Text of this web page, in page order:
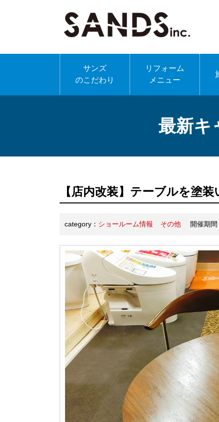
サンズ
のこだわり
リフォーム
メニュー
最新キ
【店内改装】テーブルを塗
category： ショールーム情報 その他 開催期間